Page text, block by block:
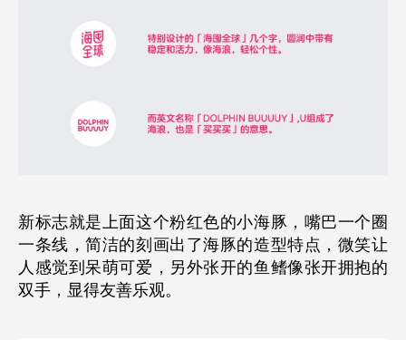
新标志就是上面这个粉红色的小海豚，嘴巴一个圈
一条线，简洁的刻画出了海豚的造型特点，微笑让
人感觉到呆萌可爱，另外张开的鱼鳍像张开拥抱的
双手，显得友善乐观。